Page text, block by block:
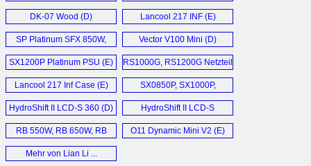
360TL, 360P28, 360Fanless
AIO (D)
DK-07 Wood (D) Lancool 217 INF (E)
SP Platinum SFX 850W,
1000W Netzteil (D)
Vector V100 Mini (D)
SX1200P Platinum PSU (E)
RS1000G, RS1200G Netzteil
mit drehbarem AC
Eingang (D)
Lancool 217 Inf Case (E)
SX0850P, SX1000P,
SX1200P Netzteil (D)
HydroShift II LCD-S 360 (D)
HydroShift II LCD-S
360TL (E)
RB 550W, RB 650W, RB
750W (D)
O11 Dynamic Mini V2 (E)
Mehr von Lian Li ...